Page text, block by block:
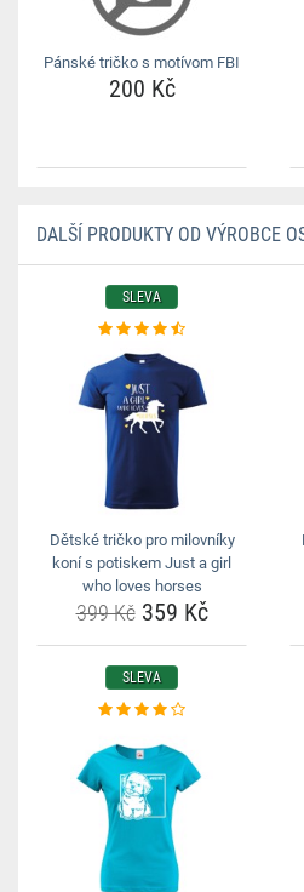
Pánské tričko s motívom FBI
200 Kč
DALŠÍ PRODUKTY OD VÝROBCE
SLEVA
Dětské tričko pro milovníky
koní s potiskem Just a girl
who loves horses
399 Kč359 Kč
SLEVA